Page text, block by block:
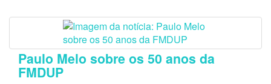
Paulo Melo sobre os 50 anos da
FMDUP